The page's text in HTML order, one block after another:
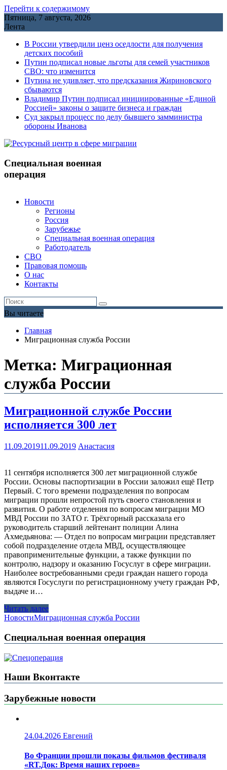
Перейти к содержимому
Пятница, 7 августа, 2026
Лента
В России утвердили ценз оседлости для получения
детских пособий
Путин подписал новые льготы для семей участников
СВО: что изменится
Путина не удивляет, что предсказания Жириновского
сбываются
Владимир Путин подписал инициированные «Единой
Россией» законы о защите бизнеса и граждан
Cуд закрыл процесс по делу бывшего замминистра
обороны Иванова
Специальная военная
операция
Новости
Регионы
Россия
Зарубежье
Специальная военная операция
Работодатель
СВО
Правовая помощь
О нас
Контакты
Вы читаете
Главная
Миграционная служба России
Метка: Миграционная
служба России
Миграционной службе России
исполняется 300 лет
11.09.201911.09.2019 Анастасия
11 сентября исполняется 300 лет миграционной службе
России. Основы паспортизации в России заложил ещё Петр
Первый. С того времени подразделения по вопросам
миграции прошли непростой путь своего становления и
развития. О работе отделения по вопросам миграции МО
МВД России по ЗАТО г. Трёхгорный рассказала его
руководитель старший лейтенант полиции Алина
Ахмедьянова: — Отдел по вопросам миграции представляет
собой подразделение отдела МВД, осуществляющее
правоприменительные функции, а также функции по
контролю, надзору и оказанию Госуслуг в сфере миграции.
Наиболее востребованными среди граждан нашего города
являются Госуслуги по регистрационному учету граждан РФ,
выдаче и…
Читать далее
НовостиМиграционная служба России
Специальная военная операция
Наши Вконтакте
Зарубежные новости
24.04.2026 Евгений
Во Франции прошли показы фильмов фестиваля
«RT.Док: Время наших героев»